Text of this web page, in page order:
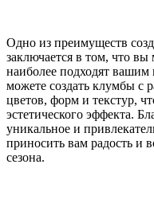
Одно из преимуществ
заключается в том, что
наиболее подходят
можете создать клумбы с
цветов, форм и текстур,
эстетического эффекта.
уникальное и
приносить вам радость и
сезона.